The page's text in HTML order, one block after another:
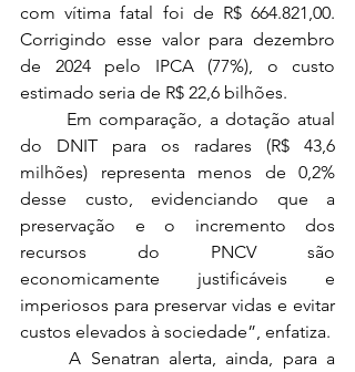
com vítima fatal foi de R$ 664.821,00.
Corrigindo esse valor para dezembro
de 2024 pelo IPCA (77%), o custo
estimado seria de R$ 22,6 bilhões.
do DNIT para os radares (R$ 43,6
milhões) representa menos de 0,2%
desse custo, evidenciando que a
preservação e o incremento dos
recursos do PNCV são
economicamente justificáveis e
imperiosos para preservar vidas e evitar
custos elevados à sociedade”, enfatiza.
	A Senatran alerta, ainda, para a